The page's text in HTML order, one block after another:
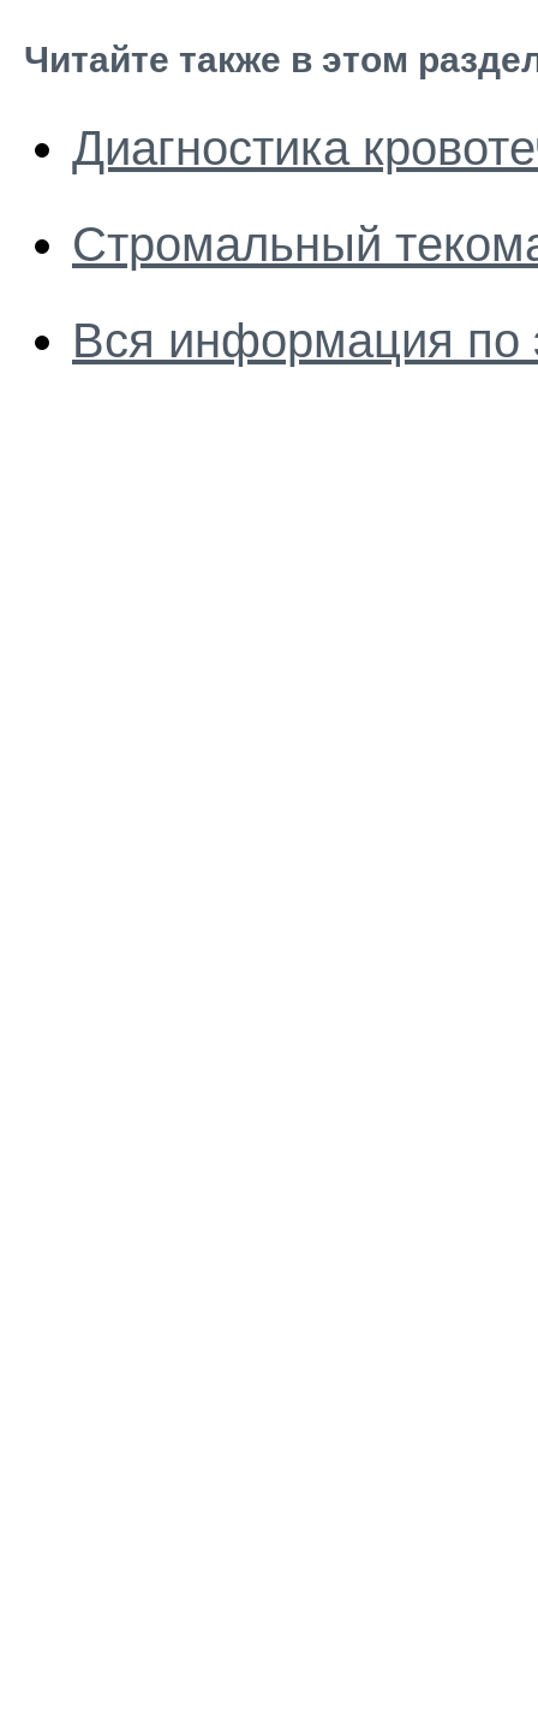
Читайте также в этом
Диагностика
Стромальный
Вся информация по